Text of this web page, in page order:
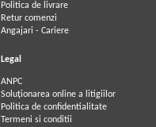
Politica de livrare
Retur comenzi
Angajari - Cariere
Legal
ANPC
Soluționarea online a litigiilor
Politica de confidentialitate
Termeni si conditii